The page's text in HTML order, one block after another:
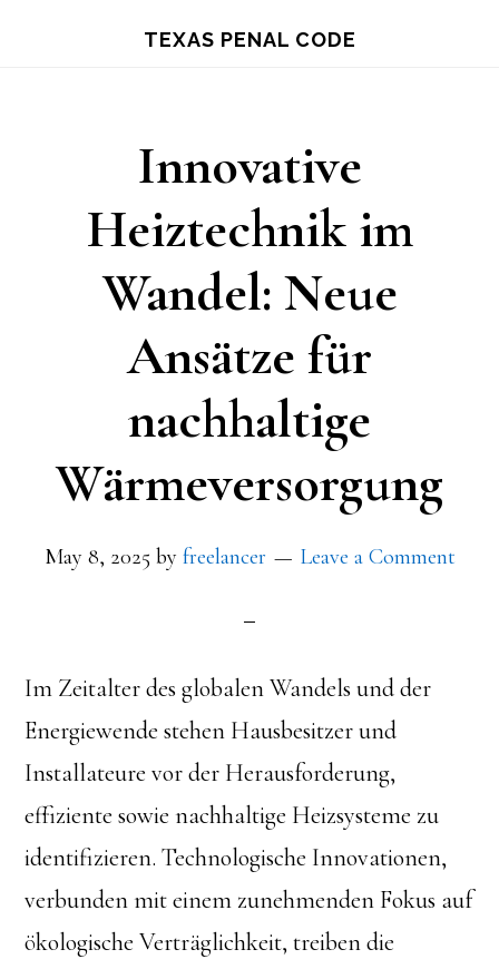
TEXAS PENAL CODE
Innovative
Heiztechnik im
Wandel: Neue
Ansätze für
nachhaltige
Wärmeversorgung
May 8, 2025 by freelancer Leave a Comment
Im Zeitalter des globalen Wandels und der
Energiewende stehen Hausbesitzer und
Installateure vor der Herausforderung,
effiziente sowie nachhaltige Heizsysteme zu
identifizieren. Technologische Innovationen,
verbunden mit einem zunehmenden Fokus auf
ökologische Verträglichkeit, treiben die